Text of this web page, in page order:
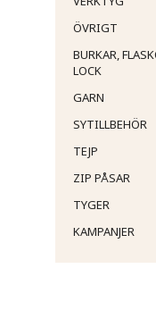
ÖVRIGT
BURKAR,
LOCK
GARN
SYTILLBEHÖR
TEJP
ZIP PÅSAR
TYGER
KAMPANJER